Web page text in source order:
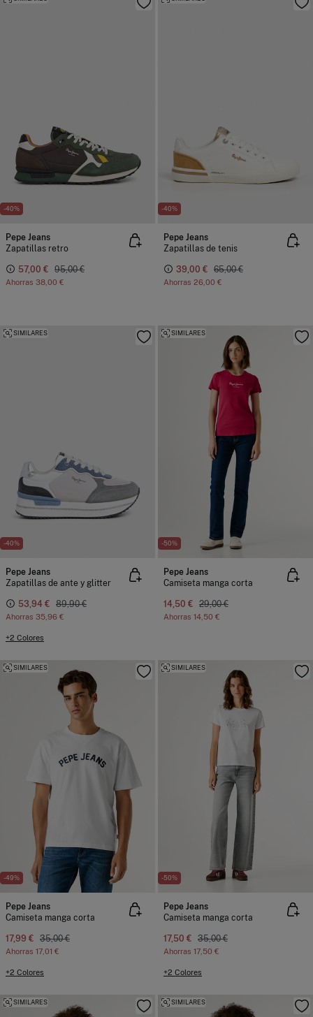
-40%
Pepe Jeans
Zapatillas retro
57,00 € 95,00 €
Ahorras 38,00 €
-40%
Pepe Jeans
Zapatillas de tenis
39,00 € 65,00 €
Ahorras 26,00 €
-40%
SIMILARES
Pepe Jeans
Zapatillas de ante y glitter
53,94 € 89,90 €
Ahorras 35,96 €
+2 Colores
-50%
SIMILARES
Pepe Jeans
Camiseta manga corta
14,50 € 29,00 €
Ahorras 14,50 €
-49%
SIMILARES
Pepe Jeans
Camiseta manga corta
17,99 € 35,00 €
Ahorras 17,01 €
+2 Colores
-50%
SIMILARES
Pepe Jeans
Camiseta manga corta
17,50 € 35,00 €
Ahorras 17,50 €
+2 Colores
SIMILARES SIMILARES